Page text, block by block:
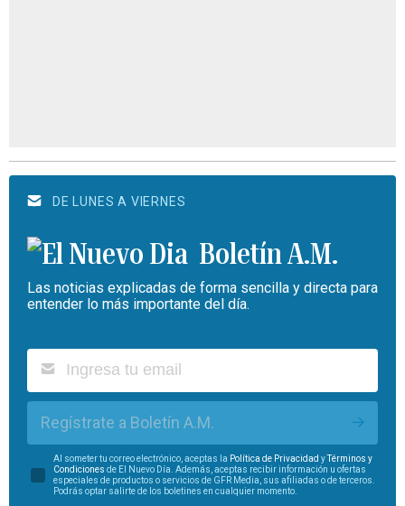
DE LUNES A VIERNES
Boletín A.M.
Las noticias explicadas de forma sencilla y directa para
entender lo más importante del día.
Regístrate a Boletín A.M.
Al someter tu correo electrónico, aceptas la Política de Privacidad yTérminos y
Condiciones de El Nuevo Día. Además, aceptas recibir información u ofertas
especiales de productos o servicios de GFR Media, sus afiliadas o de terceros.
Podrás optar salirte de los boletines en cualquier momento.